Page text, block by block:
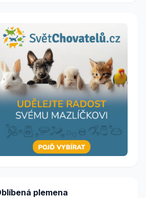
plemena